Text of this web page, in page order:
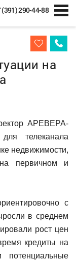
(391) 290-44-88
на
АРЕВЕРА-
телеканала
недвижимости,
первичном и
с
в среднем
рост цен
кредиты на